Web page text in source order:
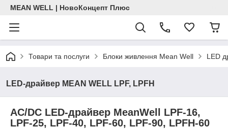
MEAN WELL | НовоКонцепт Плюс
Товари та послуги Блоки живлення Mean Well LED
LED-драйвер MEAN WELL LPF, LPFH
AC/DC LED-драйвер MeanWell LPF-16,
LPF-25, LPF-40, LPF-60, LPF-90, LPFH-60